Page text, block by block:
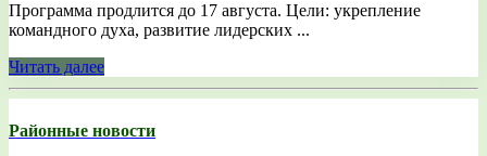
Программа продлится до 17 августа. Цели: укрепление
командного духа, развитие лидерских ...
Читать далее
Районные новости